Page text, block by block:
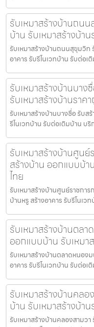
รับเหมาสร้างบ้านถน
บ้าน รับเหมาสร้างบ้า
รับเหมาสร้างบ้านถนนสุขุมวิท
อาคาร รับรีโนเวทบ้าน รับต่อ
รับเหมาสร้างบ้านบา
รับเหมาสร้างบ้านราค
รับเหมาสร้างบ้านบางซื่อ รับส
รีโนเวทบ้าน รับต่อเติมบ้าน บ
รับเหมาสร้างบ้านศูน
สร้างบ้าน ออกแบบบ้า
ไทย
รับเหมาสร้างบ้านศูนย์ราชกา
บ้านหรู สร้างอาคาร รับรีโนเ
รับเหมาสร้างบ้านตล
ออกแบบบ้าน รับเหมา
รับเหมาสร้างบ้านตลาดหนอง
อาคาร รับรีโนเวทบ้าน รับต่อ
รับเหมาสร้างบ้านคล
บ้าน รับเหมาสร้างบ้า
รับเหมาสร้างบ้านคลองสามวา